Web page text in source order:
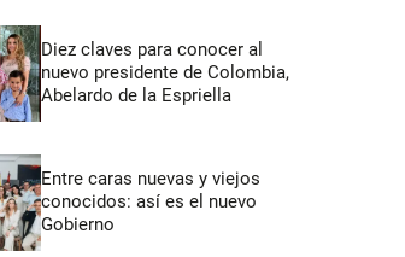
Diez claves para conocer al
nuevo presidente de Colombia,
Abelardo de la Espriella
Entre caras nuevas y viejos
conocidos: así es el nuevo
Gobierno